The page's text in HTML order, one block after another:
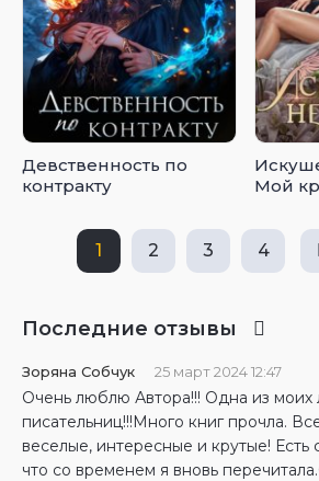
Девственность по
контракту
Мой
1 2 3 4
Последние отзывы
Зоряна Собчук 25 март 2024 12:47
Очень люблю Автора!!! Одна из
писательниц!!!Много книг прочла.
веселые, интересные и крутые!
что со временем я вновь